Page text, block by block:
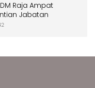
Raja Ampat
Jabatan